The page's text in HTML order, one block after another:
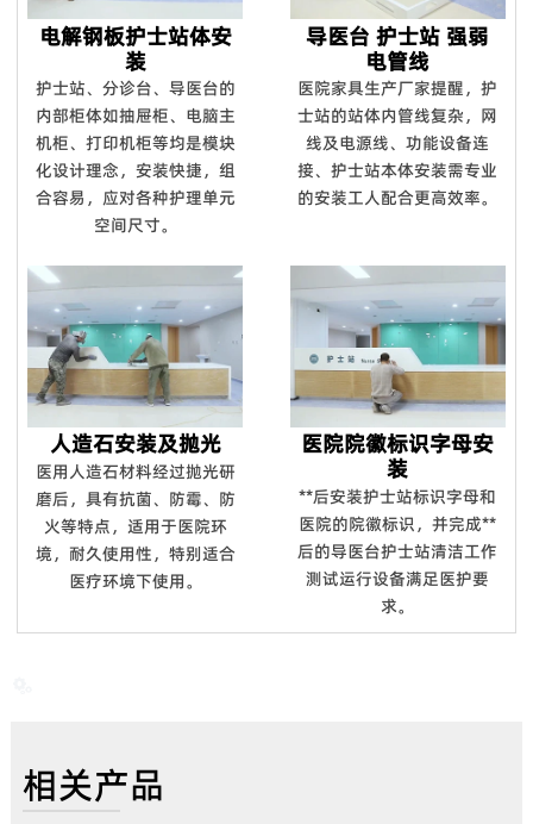
电解钢板护士站体安
装
护士站、分诊台、导医台的
内部柜体如抽屉柜、电脑主
机柜、打印机柜等均是模块
化设计理念，安装快捷，组
合容易，应对各种护理单元
空间尺寸。
导医台 护士站 强弱
电管线
医院家具生产厂家提醒，护
士站的站体内管线复杂，网
线及电源线、功能设备连
接、护士站本体安装需专业
的安装工人配合更高效率。
人造石安装及抛光
医用人造石材料经过抛光研
磨后，具有抗菌、防霉、防
火等特点，适用于医院环
境，耐久使用性，特别适合
医疗环境下使用。
医院院徽标识字母安
装
**后安装护士站标识字母和
医院的院徽标识，并完成**
后的导医台护士站清洁工作
测试运行设备满足医护要
求。
相关产品